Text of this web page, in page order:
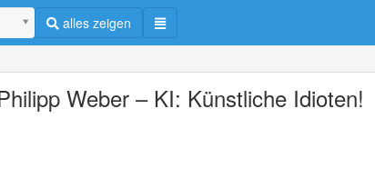
alles zeigen
Weber – KI: Künstliche Idioten!